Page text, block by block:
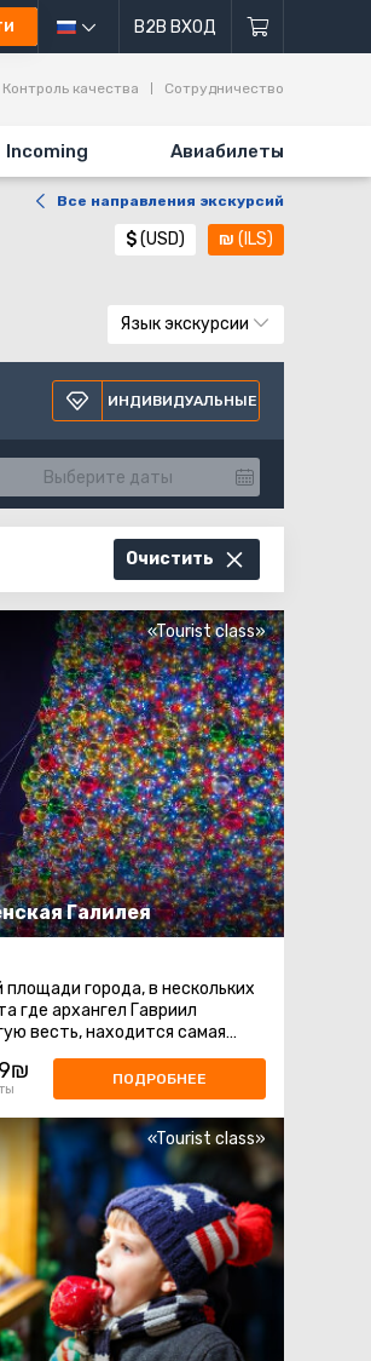
B2B ВХОД
Incoming Авиабилеты
Контроль качества Сотрудничество
Все направления экскурсий
$(USD) ₪ (ILS)
Язык экскурсии
ИНДИВИДУАЛЬНЫЕ
Очистить
Галилея
«Tourist class»
площади города, в нескольких
где архангел Гавриил
весть, находится самая
большая на Ближнем Востоке Рождественская ...
ПОДРОБНЕЕ
«Tourist class»